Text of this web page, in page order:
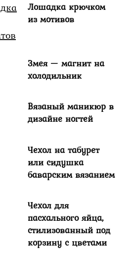
Лошадка крючком
из мотивов
Змея — магнит на
холодильник
Вязаный маникюр в
дизайне ногтей
Чехол на табурет
или сидушка
баварским вязанием
Чехол для
пасхального яйца,
стилизованный под
корзину с цветами